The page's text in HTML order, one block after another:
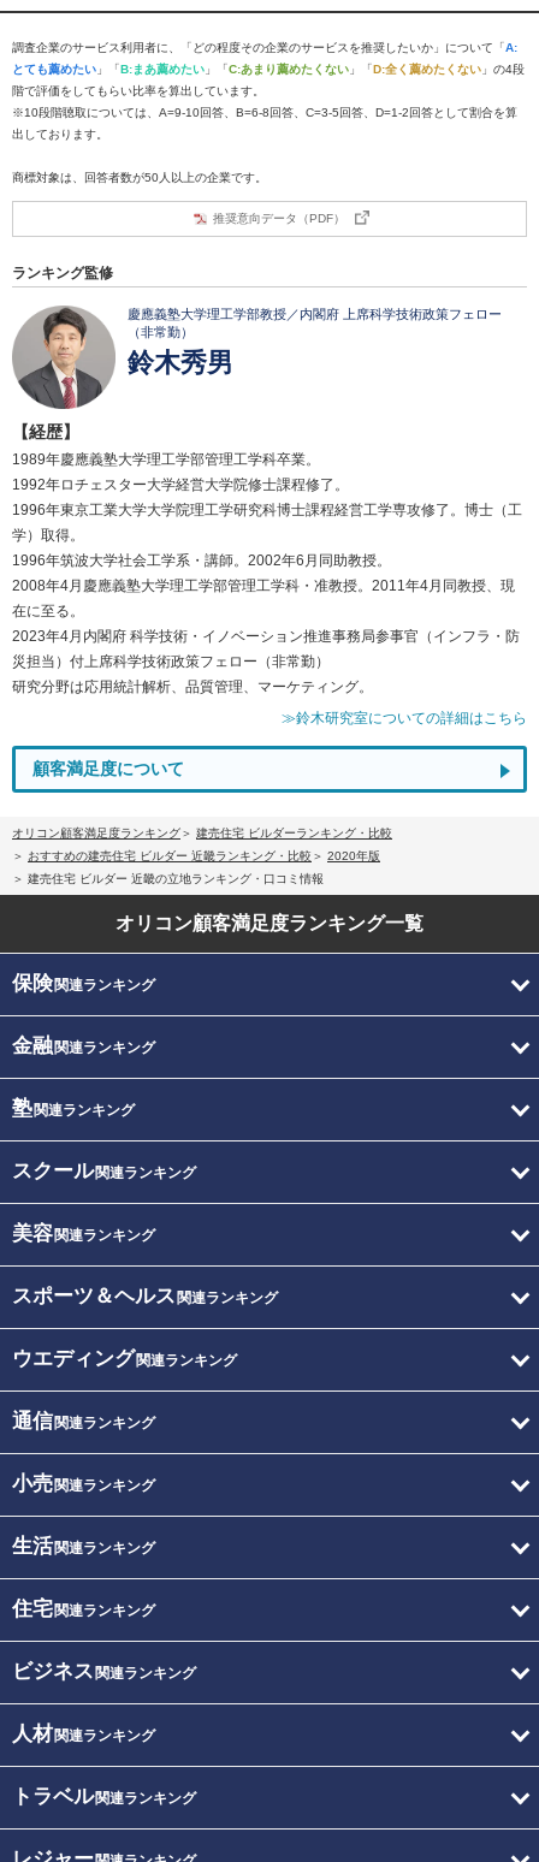
調査企業のサービス利用者に、「どの程度その企業のサービスを推奨したいか」について「A:
とても薦めたい 」「B:まあ薦めたい 」「C:あまり薦めたくない 」「D:全く薦めたくない 」の4段
階で評価をしてもらい比率を算出しています。
※10段階聴取については、A=9-10回答、B=6-8回答、C=3-5回答、D=1-2回答として割合を算
出しております。
商標対象は、回答者数が50人以上の企業です。
推奨意向データ（PDF）
ランキング監修
慶應義塾大学理工学部教授／内閣府 上席科学技術政策フェロー
（非常勤）
鈴木秀男
【経歴】
1989年慶應義塾大学理工学部管理工学科卒業。
1992年ロチェスター大学経営大学院修士課程修了。
1996年東京工業大学大学院理工学研究科博士課程経営工学専攻修了。博士（工
学）取得。
1996年筑波大学社会工学系・講師。2002年6月同助教授。
2008年4月慶應義塾大学理工学部管理工学科・准教授。2011年4月同教授、現
在に至る。
2023年4月内閣府 科学技術・イノベーション推進事務局参事官（インフラ・防
災担当）付上席科学技術政策フェロー（非常勤）
研究分野は応用統計解析、品質管理、マーケティング。
≫鈴木研究室についての詳細はこちら
顧客満足度について
オリコン顧客満足度ランキング
建売住宅 ビルダーランキング・比較
おすすめの建売住宅 ビルダー 近畿ランキング・比較
2020年版
建売住宅 ビルダー 近畿の立地ランキング・口コミ情報
オリコン顧客満足度ランキング一覧
保険関連ランキング
金融関連ランキング
塾関連ランキング
スクール関連ランキング
美容関連ランキング
スポーツ＆ヘルス 関連ランキング
ウエディング関連ランキング
通信関連ランキング
小売関連ランキング
生活関連ランキング
住宅関連ランキング
ビジネス 関連ランキング
人材関連ランキング
トラベル関連ランキング